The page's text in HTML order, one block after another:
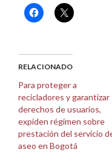
Haz
clic
abre
una
ventana
nueva)
Haz
clic
abre
una
ventana
nueva)
RELACIONADO
Para proteger a
recicladores y garantizar
derechos de usuarios,
expiden régimen sobre
prestación del servicio
aseo en Bogotá